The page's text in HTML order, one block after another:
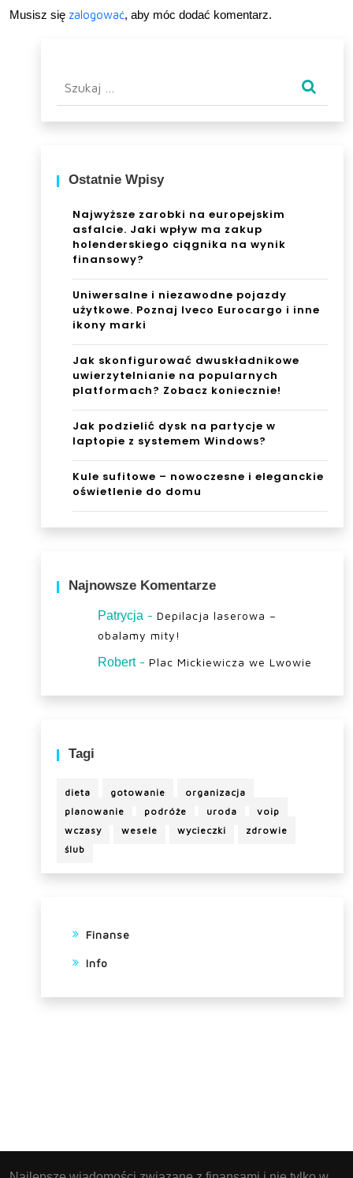
Musisz się zalogować, aby móc dodać komentarz.
Ostatnie Wpisy
Najwyższe zarobki na europejskim
asfalcie. Jaki wpływ ma zakup
holenderskiego ciągnika na wynik
finansowy?
Uniwersalne i niezawodne pojazdy
użytkowe. Poznaj Iveco Eurocargo i inne
ikony marki
Jak skonfigurować dwuskładnikowe
uwierzytelnianie na popularnych
platformach? Zobacz koniecznie!
Jak podzielić dysk na partycje w
laptopie z systemem Windows?
Kule sufitowe – nowoczesne i eleganckie
oświetlenie do domu
Najnowsze Komentarze
Patrycja - Depilacja laserowa –
obalamy mity!
Robert- Plac Mickiewicza we Lwowie
Tagi
dieta gotowanie
organizacja
planowanie
podróże uroda
voip
wczasy
wesele wycieczki
zdrowie
ślub
Finanse
Info